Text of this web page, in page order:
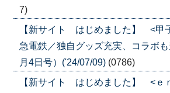
7)
【新サイト はじめました】 <甲
急電鉄／独自グッズ充実、コラボ
月4日号）('24/07/09) (0786)
【新サイト はじめました】 <ｅ